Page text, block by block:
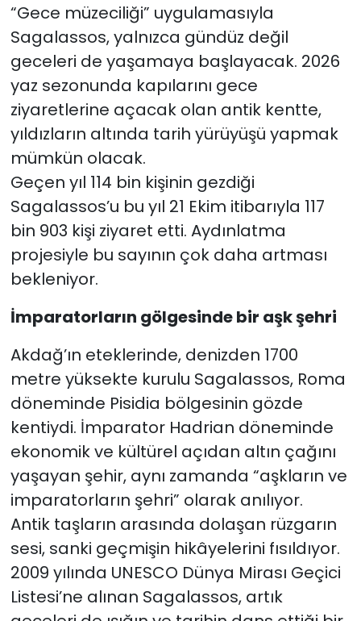
“Gece müzeciliği” uygulamasıyla
Sagalassos, yalnızca gündüz değil
geceleri de yaşamaya başlayacak. 2026
yaz sezonunda kapılarını gece
ziyaretlerine açacak olan antik kentte,
yıldızların altında tarih yürüyüşü yapmak
mümkün olacak.
Geçen yıl 114 bin kişinin gezdiği
Sagalassos’u bu yıl 21 Ekim itibarıyla 117
bin 903 kişi ziyaret etti. Aydınlatma
projesiyle bu sayının çok daha artması
bekleniyor.
İmparatorların gölgesinde bir aşk şehri
Akdağ’ın eteklerinde, denizden 1700
metre yüksekte kurulu Sagalassos, Roma
döneminde Pisidia bölgesinin gözde
kentiydi. İmparator Hadrian döneminde
ekonomik ve kültürel açıdan altın çağını
yaşayan şehir, aynı zamanda “aşkların ve
imparatorların şehri” olarak anılıyor.
Antik taşların arasında dolaşan rüzgarın
sesi, sanki geçmişin hikâyelerini fısıldıyor.
2009 yılında UNESCO Dünya Mirası Geçici
Listesi’ne alınan Sagalassos, artık